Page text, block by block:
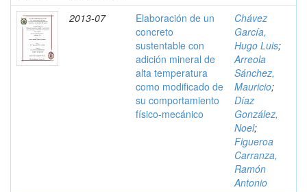
2013-07
Elaboración de un
concreto
sustentable con
adición mineral de
alta temperatura
como modificado de
su comportamiento
físico-mecánico
Chávez
García,
Hugo Luis;
Arreola
Sánchez,
Mauricio;
Díaz
González,
Noel;
Figueroa
Carranza,
Ramón
Antonio